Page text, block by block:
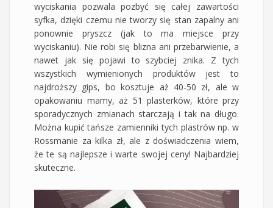
wyciskania pozwala pozbyć się całej zawartości
syfka, dzięki czemu nie tworzy się stan zapalny ani
ponownie pryszcz (jak to ma miejsce przy
wyciskaniu). Nie robi się blizna ani przebarwienie, a
nawet jak się pojawi to szybciej znika. Z tych
wszystkich wymienionych produktów jest to
najdroższy gips, bo kosztuje aż 40-50 zł, ale w
opakowaniu mamy, aż 51 plasterków, które przy
sporadycznych zmianach starczają i tak na długo.
Można kupić tańsze zamienniki tych plastrów np. w
Rossmanie za kilka zł, ale z doświadczenia wiem,
że te są najlepsze i warte swojej ceny! Najbardziej
skuteczne.